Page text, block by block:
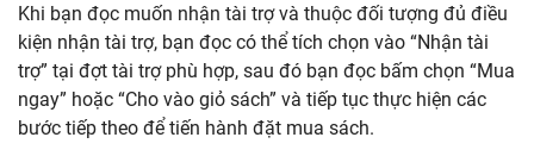
Khi bạn đọc muốn nhận tài trợ và thuộc đối tượng đủ điều
kiện nhận tài trợ, bạn đọc có thể tích chọn vào “Nhận tài
trợ” tại đợt tài trợ phù hợp, sau đó bạn đọc bấm chọn “Mua
ngay” hoặc “Cho vào giỏ sách” và tiếp tục thực hiện các
bước tiếp theo để tiến hành đặt mua sách.